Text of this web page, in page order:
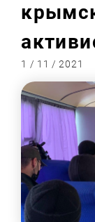
1 / 11 / 2021